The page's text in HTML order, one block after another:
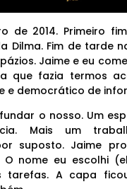
de 2014. Primeiro
Dilma. Fim de tarde
Jaime e eu
que fazia termos
e democrático de
o nosso. Um
Mais um
suposto. Jaime
O nome eu escolhi
tarefas. A capa